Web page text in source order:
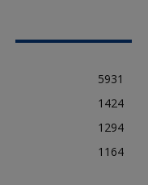
5931
1424
1294
1164